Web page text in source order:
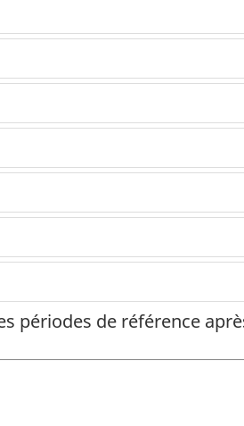
périodes de référence